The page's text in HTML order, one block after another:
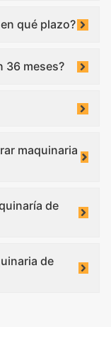
qué plazo?
36 meses?
maquinaria
de
de